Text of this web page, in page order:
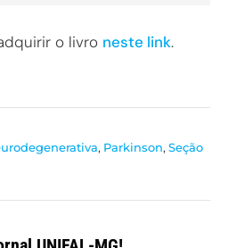
o livro neste link.
, Parkinson, Seção